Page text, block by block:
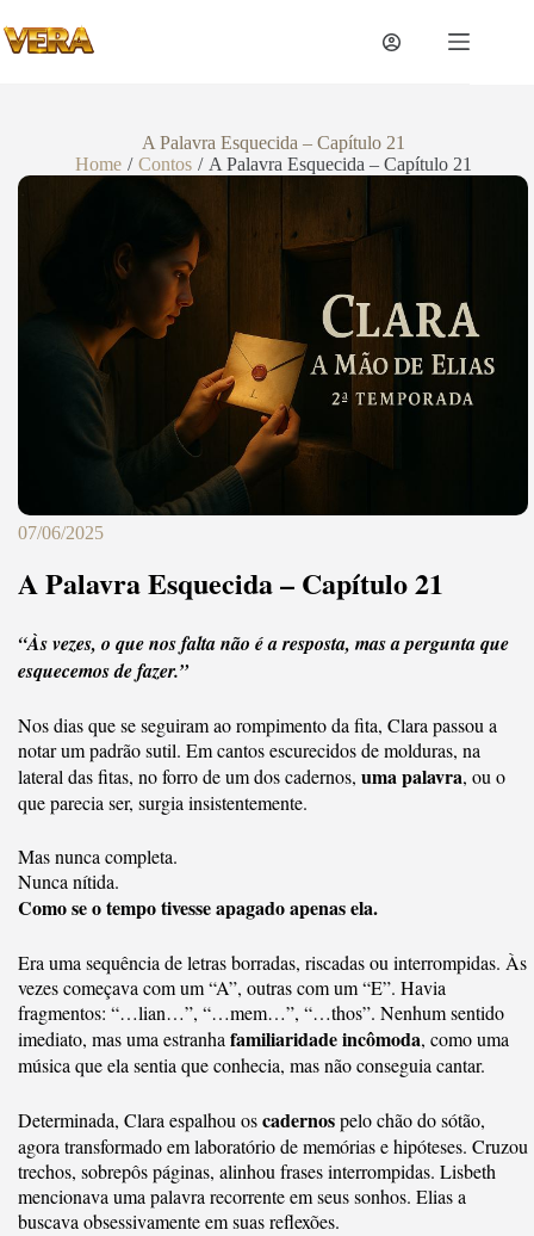
A Palavra Esquecida – Capítulo 21
Home / Contos / A Palavra Esquecida – Capítulo 21
07/06/2025
A Palavra Esquecida – Capítulo 21
“Às vezes, o que nos falta não é a resposta, mas a pergunta que
esquecemos de fazer.”
Nos dias que se seguiram ao rompimento da fita, Clara passou a
notar um padrão sutil. Em cantos escurecidos de molduras, na
lateral das fitas, no forro de um dos cadernos, uma palavra, ou o
que parecia ser, surgia insistentemente.
Mas nunca completa.
Nunca nítida.
Como se o tempo tivesse apagado apenas ela.
Era uma sequência de letras borradas, riscadas ou interrompidas. Às
vezes começava com um “A”, outras com um “E”. Havia
fragmentos: “…lian…”, “…mem…”, “…thos”. Nenhum sentido
imediato, mas uma estranhafamiliaridade incômoda, como uma
música que ela sentia que conhecia, mas não conseguia cantar.
Determinada, Clara espalhou oscadernospelo chão do sótão,
agora transformado em laboratório de memórias e hipóteses. Cruzou
trechos, sobrepôs páginas, alinhou frases interrompidas. Lisbeth
mencionava uma palavra recorrente em seus sonhos. Elias a
buscava obsessivamente em suas reflexões.